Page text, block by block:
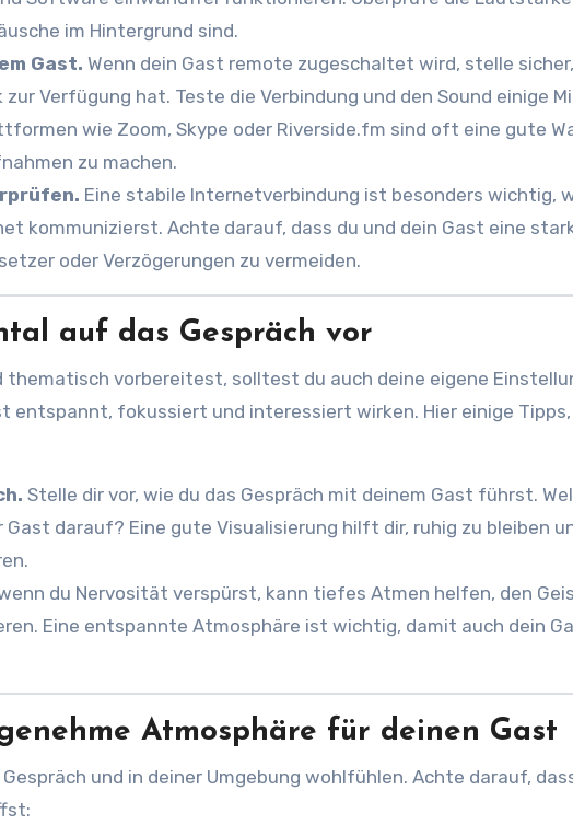
im Hintergrund sind.
Gast. Wenn dein Gast remote zugeschaltet wird, stelle
Verfügung hat. Teste die Verbindung und den Sound einige
wie Zoom, Skype oder Riverside.fm sind oft eine gute
zu machen.
Eine stabile Internetverbindung ist besonders wichtig,
kommunizierst. Achte darauf, dass du und dein Gast eine
oder Verzögerungen zu vermeiden.
auf das Gespräch vor
thematisch vorbereitest, solltest du auch deine eigene
entspannt, fokussiert und interessiert wirken. Hier einige
Stelle dir vor, wie du das Gespräch mit deinem Gast führst.
darauf? Eine gute Visualisierung hilft dir, ruhig zu bleiben
du Nervosität verspürst, kann tiefes Atmen helfen, den
Eine entspannte Atmosphäre ist wichtig, damit auch dein
Atmosphäre für deinen Gast
und in deiner Umgebung wohlfühlen. Achte darauf,